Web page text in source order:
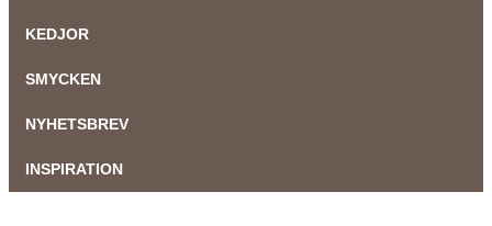
KEDJOR
SMYCKEN
NYHETSBREV
INSPIRATION